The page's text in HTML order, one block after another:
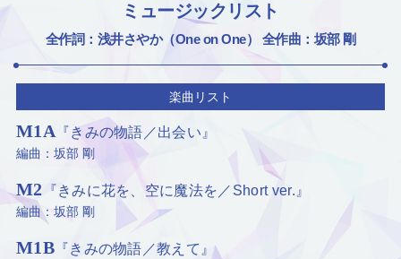
ミュージックリスト
全作詞：浅井さやか（One on One） 全作曲：坂部 剛
楽曲リスト
M1A 『きみの物語／出会い』
編曲：坂部 剛
M2 『きみに花を、空に魔法を／Short ver.』
編曲：坂部 剛
M1B『きみの物語／教えて』